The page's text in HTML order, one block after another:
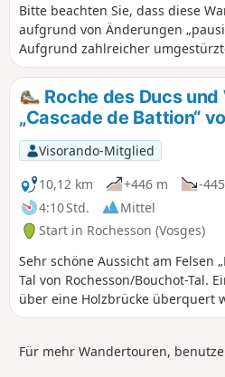
Bitte beachten Sie, dass diese
aufgrund von Änderungen
Aufgrund zahlreicher
ist der Weg versperrt und muss
werden. Wir bitten um Ihr
Wanderung mit Schwerpunkt
Wegen und dreizehn
Bänken rund um Basse-sur-le-
Gipfel des Haut du Roc. Die
sich aus verschiedenen
bestehenden und sehr gut
Rundwegen zusammen.Zwei
Rundwege: 9 km oder 14,5 km.
Roche des Ducs
„Cascade de Battion“
Visorando-Mitglied
10,12 km
+446 m
-
4:10 Std.
Mittel
Start in Rochesson (Vosges)
Sehr schöne Aussicht am Felsen
Tal von Rochesson/Bouchot-Tal.
über eine Holzbrücke überquert
Für mehr Wandertouren,